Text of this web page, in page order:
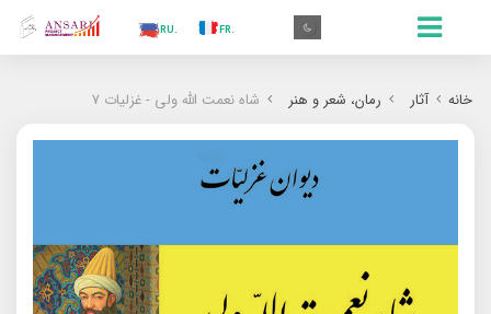
.FR
.RU
.TR
خانه آثار رمان‌‌، شعر و هنر شاه نعمت الله ولى - غزلیات 7